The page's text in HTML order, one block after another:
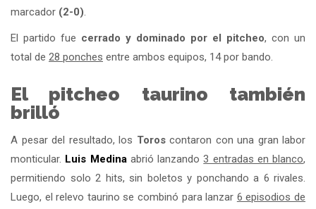
marcador (2-0)
El partido fue cerrado y dominado por el pitcheo, con un
total de 28 ponches entre ambos equipos, 14 por bando.
El pitcheo taurino también
brilló
A pesar del resultado, los Toroscontaron con una gran labor
monticular. Luis Medinaabrió lanzando3 entradas en blanco,
permitiendo solo 2 hits, sin boletos y ponchando a 6 rivales.
Luego, el relevo taurino se combinó para lanzar 6 episodios de